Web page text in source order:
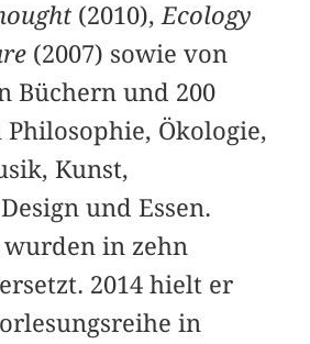
(2010), Ecology
(2007) sowie von
Büchern und 200
Philosophie, Ökologie,
Kunst,
und Essen.
wurden in zehn
2014 hielt er
in